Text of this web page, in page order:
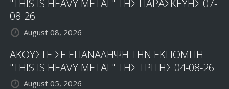
"THIS IS HEAVY METAL" ΤΗΣ ΠΑΡΑΣΚΕΥΗΣ 07-
08-26
August 08, 2026
ΑΚΟΥΣΤΕ ΣΕ ΕΠΑΝΑΛΗΨΗ ΤΗΝ ΕΚΠΟΜΠΗ
"THIS IS HEAVY METAL" ΤΗΣ ΤΡΙΤΗΣ 04-08-26
August 05, 2026